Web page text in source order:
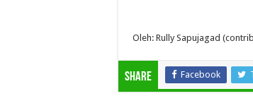
Oleh: Rully Sapujagad
Share Facebook